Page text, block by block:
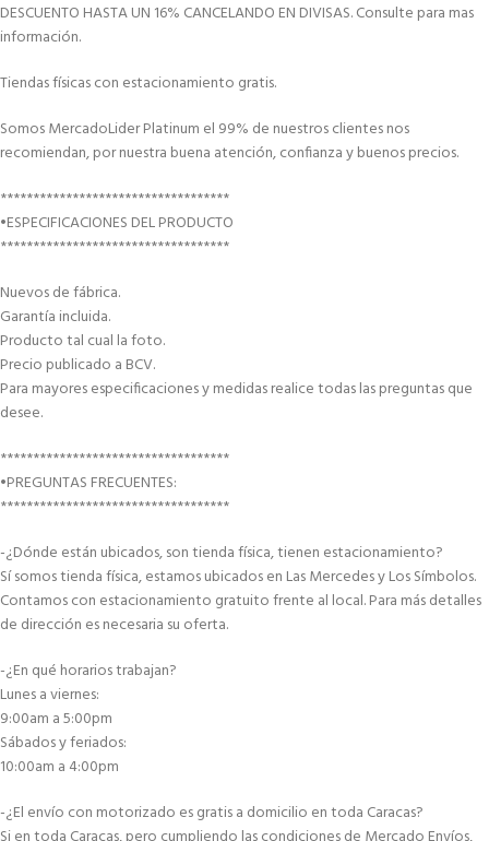
DESCUENTO HASTA UN 16% CANCELANDO EN DIVISAS. Consulte para mas
información.
Tiendas físicas con estacionamiento gratis.
Somos MercadoLider Platinum el 99% de nuestros clientes nos
recomiendan, por nuestra buena atención, confianza y buenos precios.
***********************************
•ESPECIFICACIONES DEL PRODUCTO
***********************************
Nuevos de fábrica.
Garantía incluida.
Producto tal cual la foto.
Precio publicado a BCV.
Para mayores especificaciones y medidas realice todas las preguntas que
desee.
***********************************
•PREGUNTAS FRECUENTES:
***********************************
-¿Dónde están ubicados, son tienda física, tienen estacionamiento?
Sí somos tienda física, estamos ubicados en Las Mercedes y Los Símbolos.
Contamos con estacionamiento gratuito frente al local. Para más detalles
de dirección es necesaria su oferta.
-¿En qué horarios trabajan?
Lunes a viernes:
9:00am a 5:00pm
Sábados y feriados:
10:00am a 4:00pm
-¿El envío con motorizado es gratis a domicilio en toda Caracas?